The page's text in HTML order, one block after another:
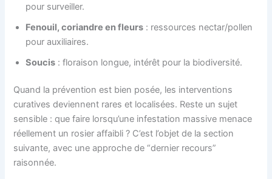
pour surveiller.
Fenouil, coriandre en fleurs : ressources nectar/pollen
pour auxiliaires.
Soucis : floraison longue, intérêt pour la biodiversité.
Quand la prévention est bien posée, les interventions
curatives deviennent rares et localisées. Reste un sujet
sensible : que faire lorsqu’une infestation massive menace
réellement un rosier affaibli ? C’est l’objet de la section
suivante, avec une approche de “dernier recours”
raisonnée.